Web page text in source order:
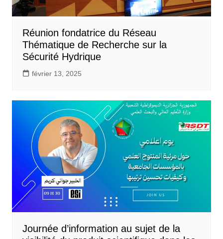
Réunion fondatrice du Réseau
Thématique de Recherche sur la
Sécurité Hydrique
février 13, 2025
Journée d’information au sujet de la